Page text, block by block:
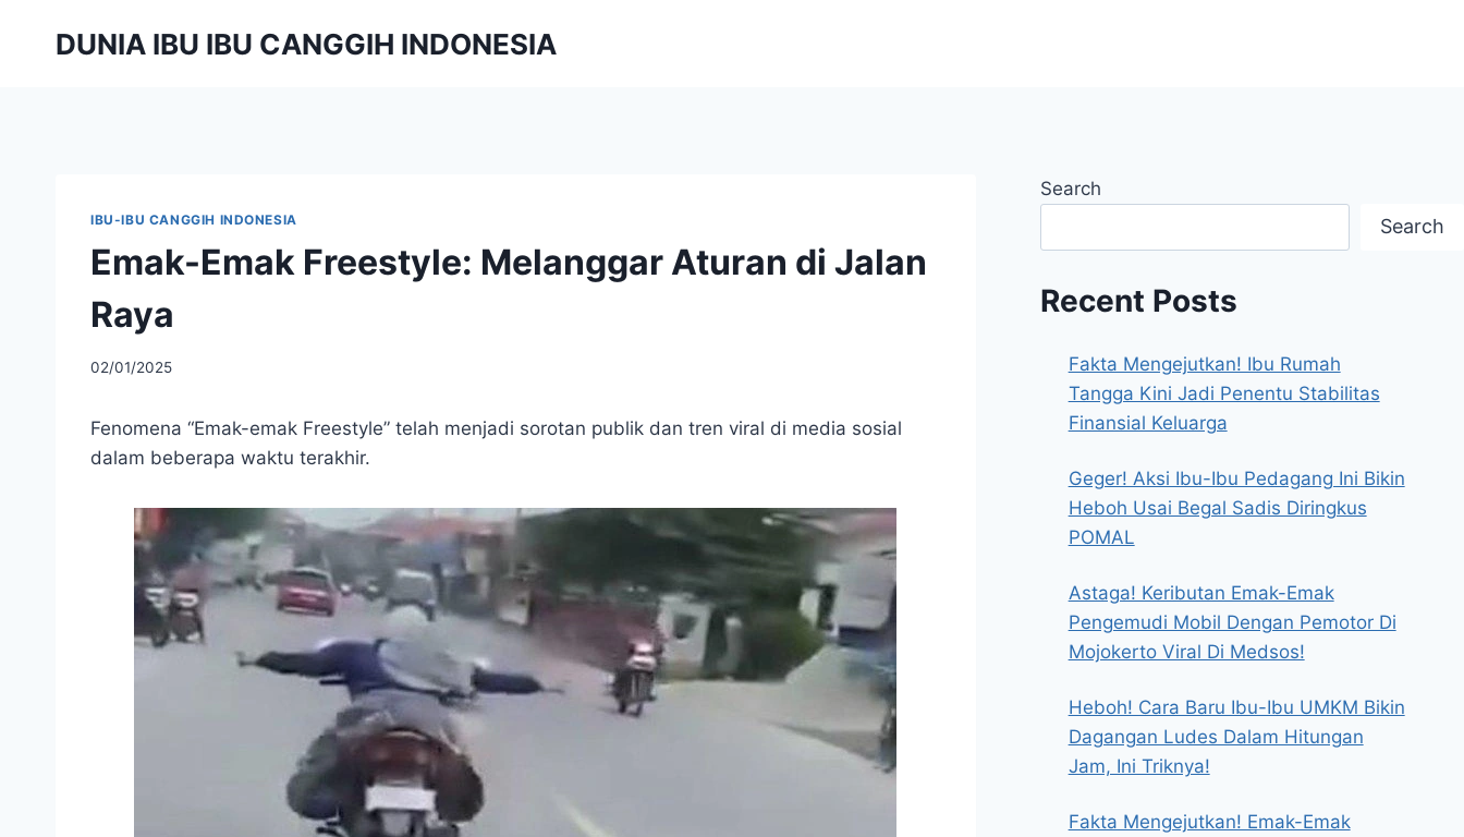
DUNIA IBU IBU CANGGIH INDONESIA
IBU-IBU CANGGIH INDONESIA
Emak-Emak Freestyle: Melanggar Aturan di Jalan
Raya
By
02/01/2025
Fenomena “Emak-emak Freestyle” telah menjadi sorotan publik dan tren viral di media sosial
dalam beberapa waktu terakhir.
Search
Search
Recent Posts
Fakta Mengejutkan! Ibu Rumah
Tangga Kini Jadi Penentu Stabilitas
Finansial Keluarga
Geger! Aksi Ibu-Ibu Pedagang Ini Bikin
Heboh Usai Begal Sadis Diringkus
POMAL
Astaga! Keributan Emak-Emak
Pengemudi Mobil Dengan Pemotor Di
Mojokerto Viral Di Medsos!
Heboh! Cara Baru Ibu-Ibu UMKM Bikin
Dagangan Ludes Dalam Hitungan
Jam, Ini Triknya!
Fakta Mengejutkan! Emak-Emak